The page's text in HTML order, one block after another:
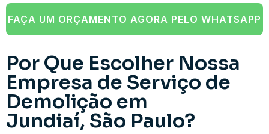
FAÇA UM ORÇAMENTO AGORA PELO WHATSAPP
Por Que Escolher Nossa
Empresa de Serviço de
Demolição em
Jundiaí, São Paulo?